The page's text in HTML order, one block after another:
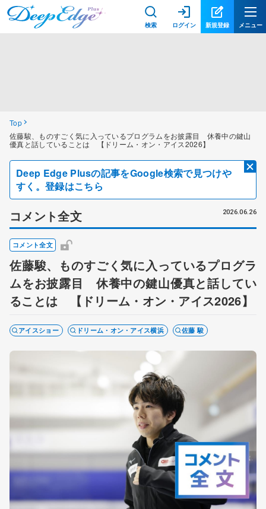
検索 ログイン 新規登録 メニュー
Top
佐藤駿、ものすごく気に入っているプログラムをお披露目 休養中の鍵山
優真と話していることは 【ドリーム・オン・アイス2026】
Deep Edge Plusの記事をGoogle検索で見つけや
すく。登録はこちら
コメント全文 2026.06.26
コメント全文
佐藤駿、ものすごく気に入っているプログラ
ムをお披露目 休養中の鍵山優真と話してい
ることは 【ドリーム・オン・アイス2026】
アイスショー ドリーム・オン・アイス横浜 佐藤 駿